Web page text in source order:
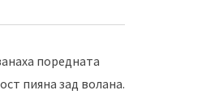
поредната
пияна зад волана.